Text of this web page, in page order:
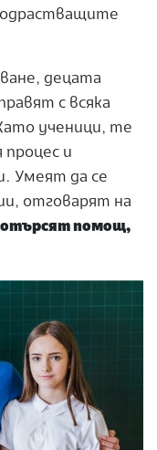
децата
с всяка
ученици, те
процес и
Умеят да се
отговарят на
помощ,